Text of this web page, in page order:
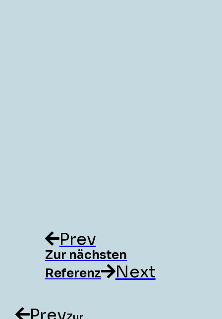
Prev
Zur nächsten
Referenz
Next